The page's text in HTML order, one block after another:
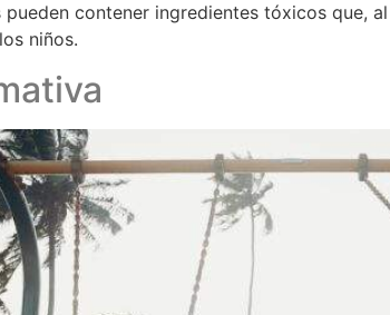
contener ingredientes tóxicos que,
niños.